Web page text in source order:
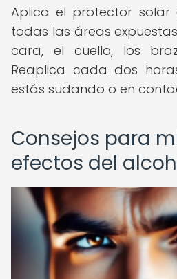
Aplica el protector solar
todas las áreas
cara, el cuello, los
Reaplica cada dos
estás sudando o en
Consejos para
efectos del